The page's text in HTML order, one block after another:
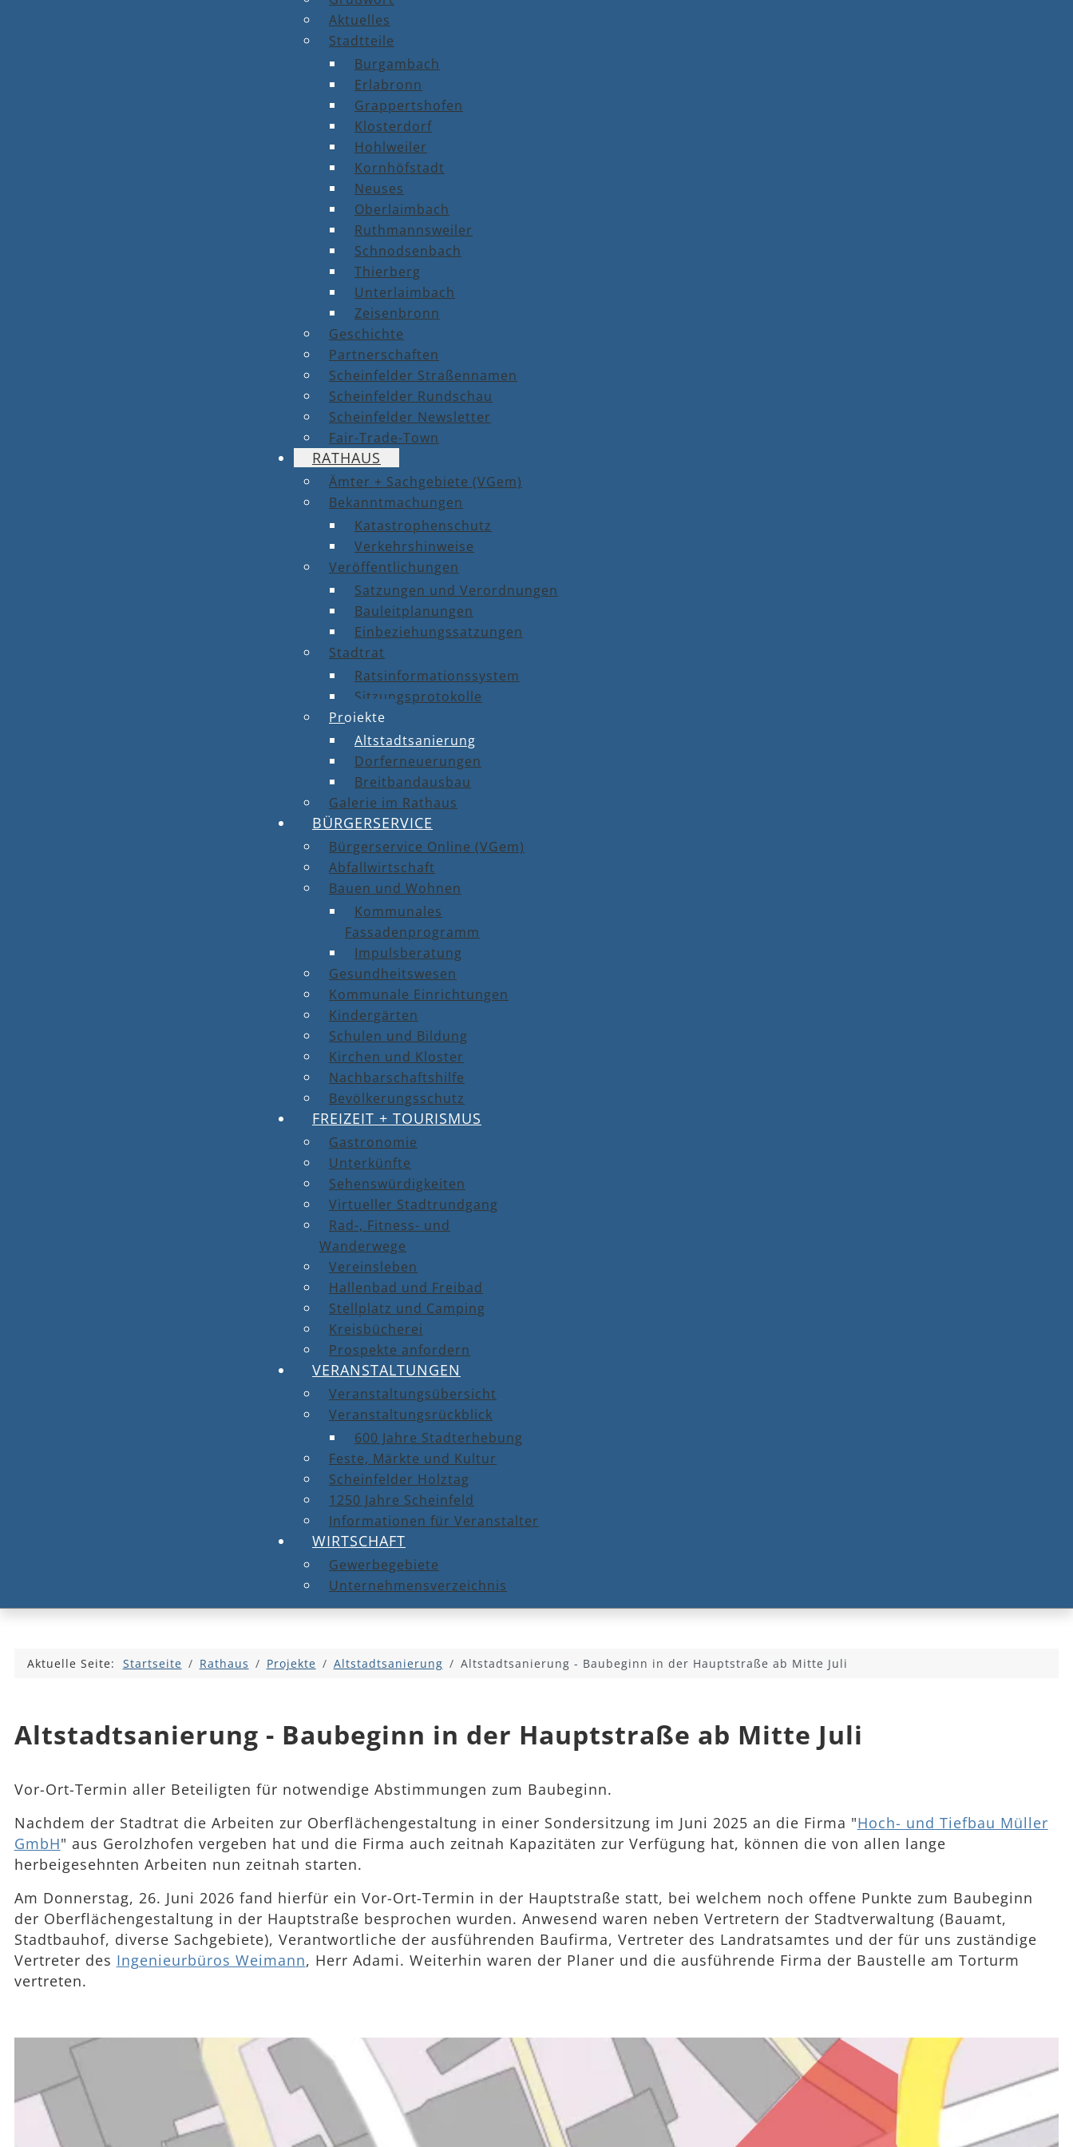
Aktuelles
Stadtteile
Burgambach
Erlabronn
Grappertshofen
Klosterdorf
Hohlweiler
Kornhöfstadt
Neuses
Oberlaimbach
Ruthmannsweiler
Schnodsenbach
Thierberg
Unterlaimbach
Zeisenbronn
Geschichte
Partnerschaften
Scheinfelder Straßennamen
Scheinfelder Rundschau
Scheinfelder Newsletter
Fair-Trade-Town
RATHAUS
Ämter + Sachgebiete (VGem)
Bekanntmachungen
Katastrophenschutz
Verkehrshinweise
Veröffentlichungen
Satzungen und Verordnungen
Bauleitplanungen
Einbeziehungssatzungen
Stadtrat
Ratsinformationssystem
Sitzungsprotokolle
Projekte
Altstadtsanierung
Dorferneuerungen
Breitbandausbau
Galerie im Rathaus
BÜRGERSERVICE
Bürgerservice Online (VGem)
Abfallwirtschaft
Bauen und Wohnen
Kommunales
Fassadenprogramm
Impulsberatung
Gesundheitswesen
Kommunale Einrichtungen
Kindergärten
Schulen und Bildung
Kirchen und Kloster
Nachbarschaftshilfe
Bevölkerungsschutz
FREIZEIT + TOURISMUS
Gastronomie
Unterkünfte
Sehenswürdigkeiten
Virtueller Stadtrundgang
Rad-, Fitness- und
Wanderwege
Vereinsleben
Hallenbad und Freibad
Stellplatz und Camping
Kreisbücherei
Prospekte anfordern
VERANSTALTUNGEN
Veranstaltungsübersicht
Veranstaltungsrückblick
600 Jahre Stadterhebung
Feste, Märkte und Kultur
Scheinfelder Holztag
1250 Jahre Scheinfeld
Informationen für Veranstalter
WIRTSCHAFT
Gewerbegebiete
Unternehmensverzeichnis
Aktuelle Seite: Startseite Rathaus Projekte Altstadtsanierung Altstadtsanierung - Baubeginn in der Hauptstraße ab Mitte Juli
Altstadtsanierung - Baubeginn in der Hauptstraße ab Mitte Juli
Vor-Ort-Termin aller Beteiligten für notwendige Abstimmungen zum Baubeginn.
Nachdem der Stadtrat die Arbeiten zur Oberflächengestaltung in einer Sondersitzung im Juni 2025 an die Firma "Hoch- und Tiefbau Müller
GmbH" aus Gerolzhofen vergeben hat und die Firma auch zeitnah Kapazitäten zur Verfügung hat, können die von allen lange
herbeigesehnten Arbeiten nun zeitnah starten.
Am Donnerstag, 26. Juni 2026 fand hierfür ein Vor-Ort-Termin in der Hauptstraße statt, bei welchem noch offene Punkte zum Baubeginn
der Oberflächengestaltung in der Hauptstraße besprochen wurden. Anwesend waren neben Vertretern der Stadtverwaltung (Bauamt,
Stadtbauhof, diverse Sachgebiete), Verantwortliche der ausführenden Baufirma, Vertreter des Landratsamtes und der für uns zuständige
Vertreter des Ingenieurbüros Weimann, Herr Adami. Weiterhin waren der Planer und die ausführende Firma der Baustelle am Torturm
vertreten.